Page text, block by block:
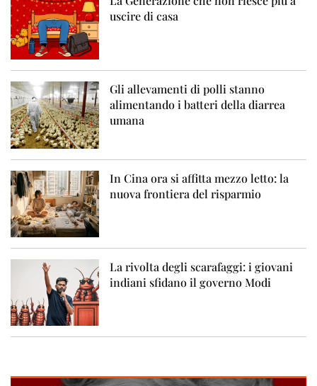
uscire di casa
Gli allevamenti di polli stanno
alimentando i batteri della diarrea
umana
In Cina ora si affitta mezzo letto: la
nuova frontiera del risparmio
La rivolta degli scarafaggi: i giovani
indiani sfidano il governo Modi